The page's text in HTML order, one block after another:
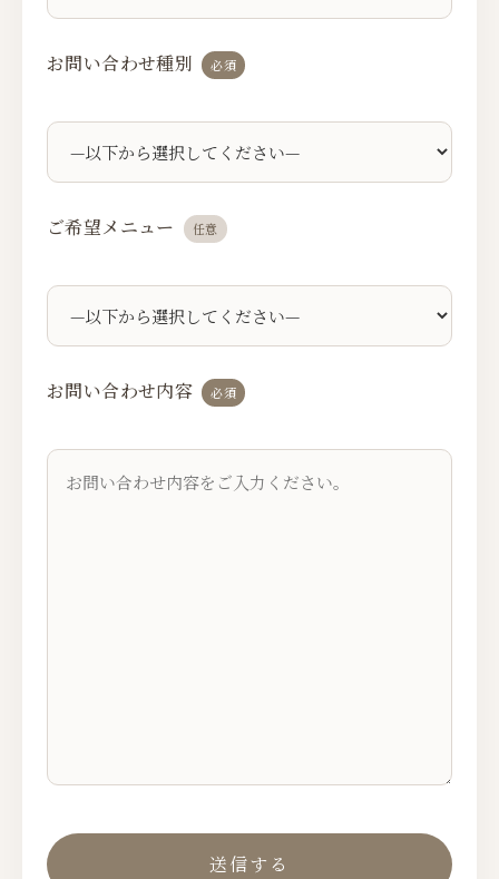
お問い合わせ種別 必須
ご希望メニュー 任意
お問い合わせ内容 必須